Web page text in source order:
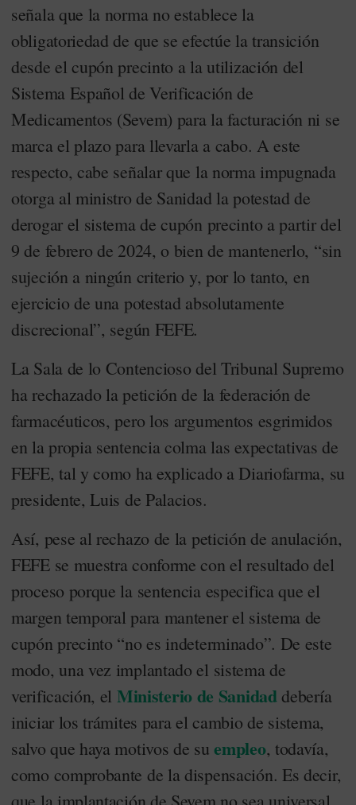
señala que la norma no establece la
obligatoriedad de que se efectúe la transición
desde el cupón precinto a la utilización del
Sistema Español de Verificación de
Medicamentos (Sevem) para la facturación ni se
marca el plazo para llevarla a cabo. A este
respecto, cabe señalar que la norma impugnada
otorga al ministro de Sanidad la potestad de
derogar el sistema de cupón precinto a partir del
9 de febrero de 2024, o bien de mantenerlo, “sin
sujeción a ningún criterio y, por lo tanto, en
ejercicio de una potestad absolutamente
discrecional”, según FEFE.
La Sala de lo Contencioso del Tribunal Supremo
ha rechazado la petición de la federación de
farmacéuticos, pero los argumentos esgrimidos
en la propia sentencia colma las expectativas de
FEFE, tal y como ha explicado a Diariofarma, su
presidente, Luis de Palacios.
Así, pese al rechazo de la petición de anulación,
FEFE se muestra conforme con el resultado del
proceso porque la sentencia especifica que el
margen temporal para mantener el sistema de
cupón precinto “no es indeterminado”. De este
modo, una vez implantado el sistema de
verificación, el Ministerio de Sanidaddebería
iniciar los trámites para el cambio de sistema,
salvo que haya motivos de suempleo, todavía,
como comprobante de la dispensación. Es decir,